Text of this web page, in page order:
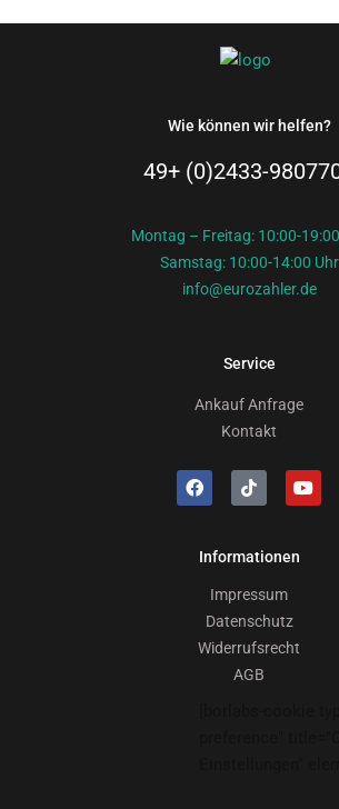
Wie können wir helfen?
49+ (0)2433-
Montag – Freitag: 10:00-
Samstag: 10:00-14:00 Uhr
info@eurozahler.de
Service
Ankauf Anfrage
Kontakt
Informationen
Impressum
Datenschutz
Widerrufsrecht
AGB